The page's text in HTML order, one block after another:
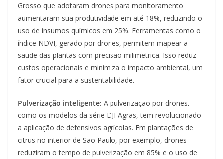
Grosso que adotaram drones para monitoramento
aumentaram sua produtividade em até 18%, reduzindo o
uso de insumos químicos em 25%. Ferramentas como o
índice NDVI, gerado por drones, permitem mapear a
saúde das plantas com precisão milimétrica. Isso reduz
custos operacionais e minimiza o impacto ambiental, um
fator crucial para a sustentabilidade.
Pulverização inteligente: A pulverização por drones,
como os modelos da série DJI Agras, tem revolucionado
a aplicação de defensivos agrícolas. Em plantações de
citrus no interior de São Paulo, por exemplo, drones
reduziram o tempo de pulverização em 85% e o uso de